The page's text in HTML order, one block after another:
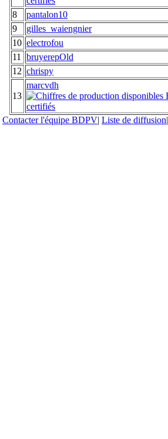
8
pantalon10
9
gilles_waiengnier
10 electrofou
11
bruyerepOld
12 chrispy
13
marcvdh
Contacter l'équipe BDPV| Liste de diffusion